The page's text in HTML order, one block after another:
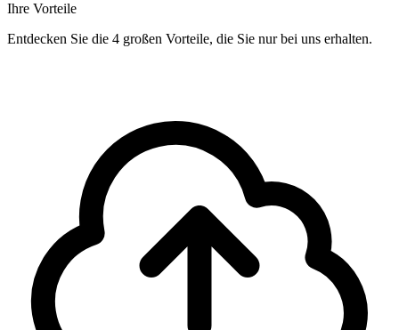
Ihre Vorteile
Entdecken Sie die 4 großen Vorteile, die Sie nur bei uns erhalten.